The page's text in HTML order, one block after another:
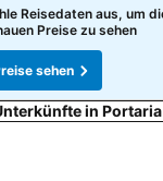
Reisedaten aus, um
Preise zu sehen
sehen
in